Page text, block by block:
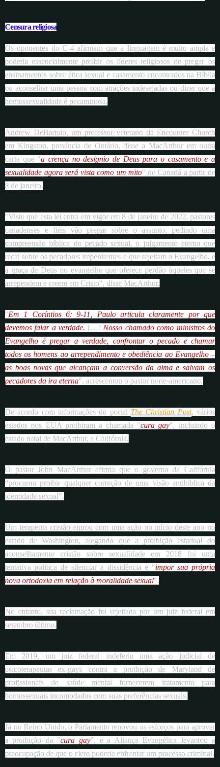
Censura religiosa
Os oponentes do C-4 afirmam que a linguagem é muito ampla e
poderia essencialmente proibir os líderes religiosos de pregar os
ensinamentos sobre ética sexual e casamento encontrados na Bíblia
ou aconselhar uma pessoa com atrações indesejadas ou dizer que a
homossexualidade é pecaminosa.
Andrew DeBartolo, um professor veterano da Encounter Church
em Kingston, província de Ontário, disse a MacArthur em outra
carta que "a crença no desígnio de Deus para o casamento e a
sexualidade agora será vista como um mito" no Canadá a partir de
8 de janeiro.
"Visto que esta lei entra em vigor em 8 de janeiro de 2022, pastores
canadenses e fiéis vão pregar sobre o assunto, pedindo uma
compreensão bíblica do pecado sexual, o julgamento eterno que
recai sobre os pecadores impenitentes e que rejeitam o Evangelho, e
a graça de Deus no evangelho que oferece perdão àqueles que se
arrependem e creem em Cristo", disse MacArthur.
"Em 1 Coríntios 6: 9-11, Paulo articula claramente por que
devemos falar a verdade. […] Nosso chamado como ministros do
Evangelho é pregar a verdade, confrontar o pecado e chamar
todos os homens ao arrependimento e obediência ao Evangelho –
as boas novas que alcançam a conversão da alma e salvam os
pecadores da ira eterna", acrescentou o pastor norte-americano.
De acordo com informações do portal The Christian Post, vários
estados nos EUA proibiram a chamada "cura gay", incluindo o
estado natal de MacArthur, a Califórnia.
O pastor John MacArthur afirma que o governo da Califórnia
“procurou proibir qualquer correção de uma visão antibíblica da
identidade sexual”.
Um terapeuta cristão entrou com uma ação no início deste ano no
estado de Washington, alegando que a proibição estadual do
aconselhamento cristão sobre sexualidade em 2018 foi uma
tentativa política de silenciar a dissidência e "impor sua própria
nova ortodoxia em relação à moralidade sexual".
No entanto, sua reclamação foi rejeitada por um juiz federal em
setembro último.
Em 2019, um juiz federal indeferiu uma ação judicial de
psicoterapeutas ex-gays contra a proibição de Maryland de
profissionais de saúde mental fornecerem tratamento para
homossexuais incomodados com suas preferências sexuais.
Já no Reino Unido, o Parlamento renovou os esforços para aprovar
a proibição da "cura gay", e a Aliança Evangélica levantou a
preocupação de que o clero poderia enfrentar um processo criminal.